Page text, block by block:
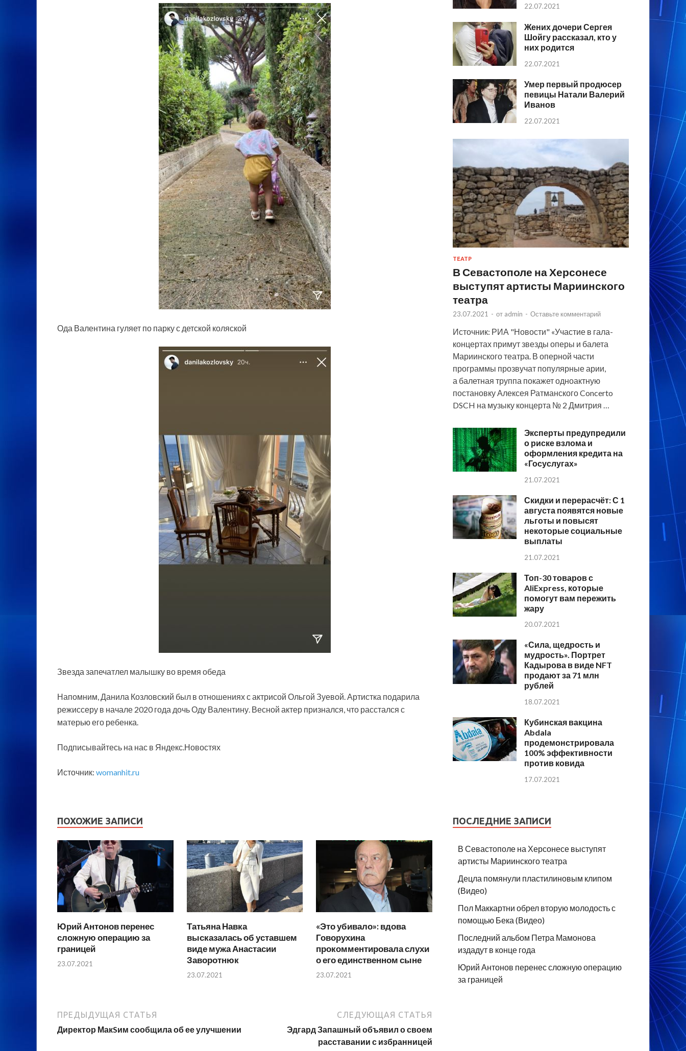
Ода Валентина гуляет по парку с детской коляской
Звезда запечатлел малышку во время обеда
Напомним, Данила Козловский был в отношениях с актрисой Ольгой Зуевой. Артистка подарила
режиссеру в начале 2020 года дочь Оду Валентину. Весной актер признался, что расстался с
матерью его ребенка.
Подписывайтесь на нас в Яндекс.Новостях
Источник: womanhit.ru
ПОХОЖИЕ ЗАПИСИ
Юрий Антонов перенес
сложную операцию за
границей
23.07.2021
Татьяна Навка
высказалась об уставшем
виде мужа Анастасии
Заворотнюк
23.07.2021
«Это убивало»: вдова
Говорухина
прокомментировала слухи
о его единственном сыне
23.07.2021
ПРЕДЫДУЩАЯ СТАТЬЯ
Директор МакSим сообщила об ее улучшении
СЛЕДУЮЩАЯ СТАТЬЯ
Эдгард Запашный объявил о своем
расставании с избранницей
22.07.2021
Жених дочери Сергея
Шойгу рассказал, кто у
них родится
22.07.2021
Умер первый продюсер
певицы Натали Валерий
Иванов
22.07.2021
ТЕАТР
В Севастополе на Херсонесе
выступят артисты Мариинского
театра
23.07.2021 - от admin - Оставьте комментарий
Источник: РИА "Новости" «Участие в гала-
концертах примут звезды оперы и балета
Мариинского театра. В оперной части
программы прозвучат популярные арии,
а балетная труппа покажет одноактную
постановку Алексея Ратманского Concerto
DSCH на музыку концерта № 2 Дмитрия …
Эксперты предупредили
о риске взлома и
оформления кредита на
«Госуслугах»
21.07.2021
Скидки и перерасчёт: С 1
августа появятся новые
льготы и повысят
некоторые социальные
выплаты
21.07.2021
Топ-30 товаров с
AliExpress, которые
помогут вам пережить
жару
20.07.2021
«Сила, щедрость и
мудрость». Портрет
Кадырова в виде NFT
продают за 71 млн
рублей
18.07.2021
Кубинская вакцина
Abdala
продемонстрировала
100% эффективности
против ковида
17.07.2021
ПОСЛЕДНИЕ ЗАПИСИ
В Севастополе на Херсонесе выступят
артисты Мариинского театра
Децла помянули пластилиновым клипом
(Видео)
Пол Маккартни обрел вторую молодость с
помощью Бека (Видео)
Последний альбом Петра Мамонова
издадут в конце года
Юрий Антонов перенес сложную операцию
за границей